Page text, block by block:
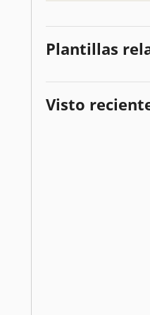
Plantillas
Visto